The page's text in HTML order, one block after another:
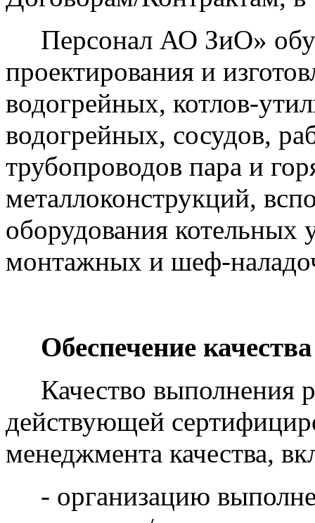
Персонал АО ЗиО»
проектирования и
водогрейных, котлов-
водогрейных, сосудов,
трубопроводов пара и
металлоконструкций,
оборудования
монтажных и шеф-
Обеспечение
Качество выполнения
действующей
менеджмента качества,
- организацию